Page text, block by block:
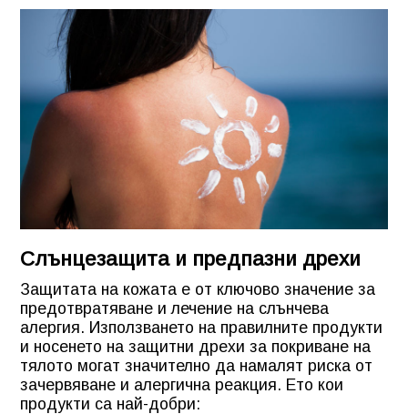
Слънцезащита и предпазни дрехи
Защитата на кожата е от ключово значение за
предотвратяване и лечение на слънчева
алергия. Използването на правилните продукти
и носенето на защитни дрехи за покриване на
тялото могат значително да намалят риска от
зачервяване и алергична реакция. Ето кои
продукти са най-добри: